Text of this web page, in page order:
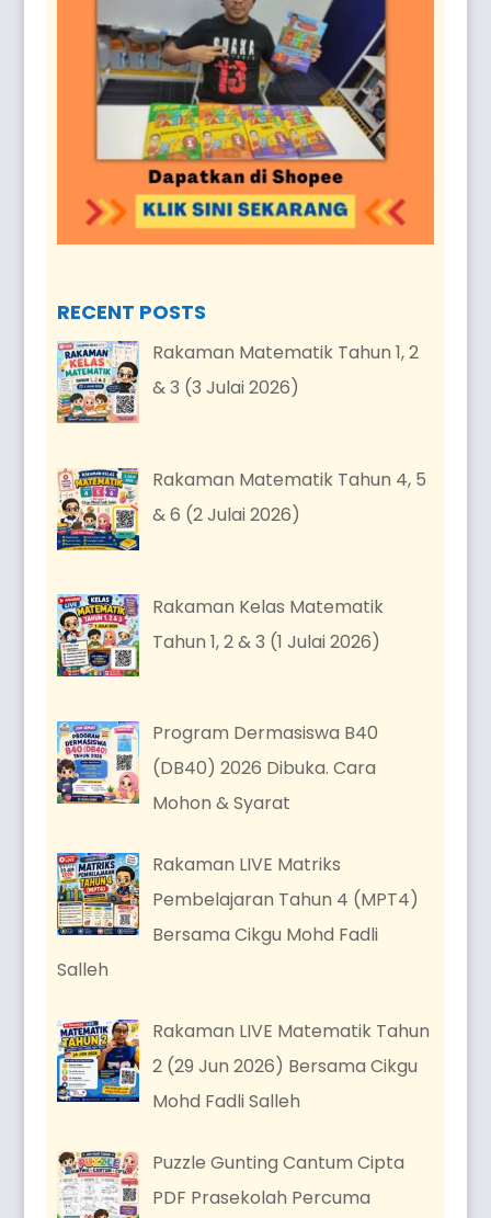
RECENT POSTS
Rakaman Matematik Tahun 1, 2
& 3 (3 Julai 2026)
Rakaman Matematik Tahun 4, 5
& 6 (2 Julai 2026)
Rakaman Kelas Matematik
Tahun 1, 2 & 3 (1 Julai 2026)
Program Dermasiswa B40
(DB40) 2026 Dibuka. Cara
Mohon & Syarat
Rakaman LIVE Matriks
Pembelajaran Tahun 4 (MPT4)
Bersama Cikgu Mohd Fadli
Salleh
Rakaman LIVE Matematik Tahun
2 (29 Jun 2026) Bersama Cikgu
Mohd Fadli Salleh
Puzzle Gunting Cantum Cipta
PDF Prasekolah Percuma